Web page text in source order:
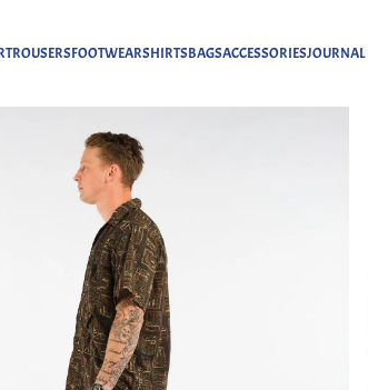
TROUSERSFOOTWEARSHIRTSBAGSACCESSORIESJOURNAL